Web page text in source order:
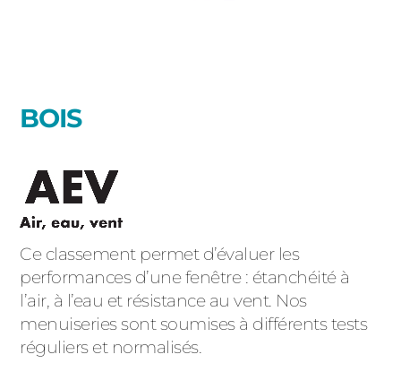
BOIS
Ce classement permet d’évaluer les
performances d’une fenêtre : étanchéité à
l’air, à l’eau et résistance au vent. Nos
menuiseries sont soumises à différents tests
réguliers et normalisés.